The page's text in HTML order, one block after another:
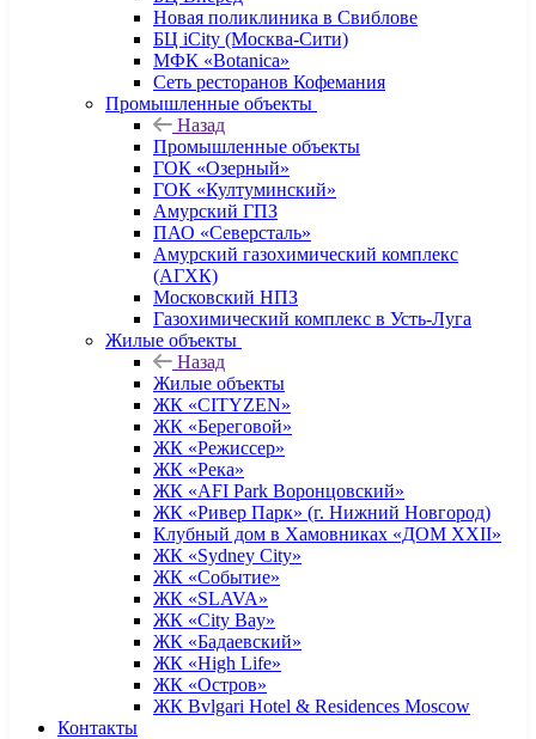
Новая поликлиника в Свиблове
БЦ iCity (Москва-Сити)
МФК «Botanica»
Сеть ресторанов Кофемания
Промышленные объекты
Назад
Промышленные объекты
ГОК «Озерный»
ГОК «Култуминский»
Амурский ГПЗ
ПАО «Северсталь»
Амурский газохимический комплекс
(АГХК)
Московский НПЗ
Газохимический комплекс в Усть-Луга
Жилые объекты
Назад
Жилые объекты
ЖК «CITYZEN»
ЖК «Береговой»
ЖК «Режиссер»
ЖК «Река»
ЖК «AFI Park Воронцовский»
ЖК «Ривер Парк» (г. Нижний Новгород)
Клубный дом в Хамовниках «ДОМ XXII»
ЖК «Sydney City»
ЖК «Событие»
ЖК «SLAVA»
ЖК «City Bay»
ЖК «Бадаевский»
ЖК «High Life»
ЖК «Остров»
ЖК Bvlgari Hotel & Residences Moscow
Контакты